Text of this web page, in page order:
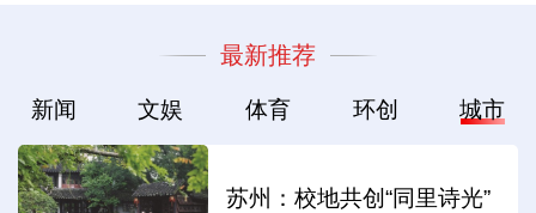
最新推荐
新闻 文娱 体育 环创 城市
苏州：校地共创“同里诗光”